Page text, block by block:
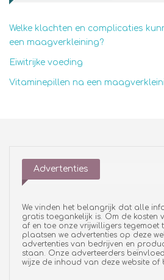
Welke klachten en complicaties
een maagverkleining?
Eiwitrijke voeding
Vitaminepillen na een
Advertenties
We vinden het belangrijk dat alle
gratis toegankelijk is. Om de kosten
af en toe onze vrijwilligers tegemoet
plaatsen we advertenties op deze
advertenties van bedrijven en
staan. Onze adverteerders
wijze de inhoud van deze website of